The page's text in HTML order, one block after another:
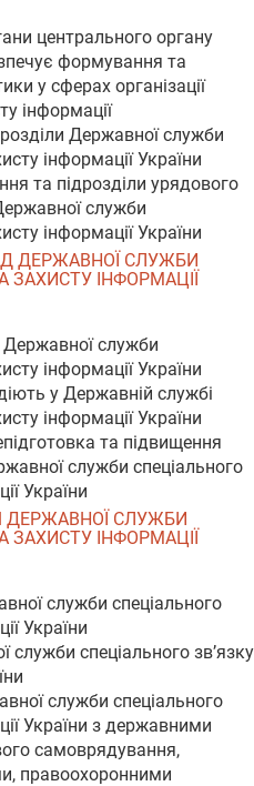
центрального органу
формування та
у сферах організації
інформації
Державної служби
інформації України
та підрозділи урядового
служби
інформації України
ДЕРЖАВНОЇ СЛУЖБИ
ЗАХИСТУ ІНФОРМАЦІЇ
служби
інформації України
у Державній службі
інформації України
та підвищення
служби спеціального
України
ДЕРЖАВНОЇ СЛУЖБИ
ЗАХИСТУ ІНФОРМАЦІЇ
служби спеціального
України
спеціального зв’язку
служби спеціального
України з державними
самоврядування,
правоохоронними